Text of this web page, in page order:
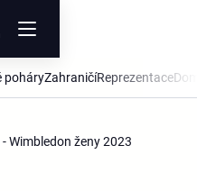
poháryZahraničíReprezentace
Wimbledon ženy 2023